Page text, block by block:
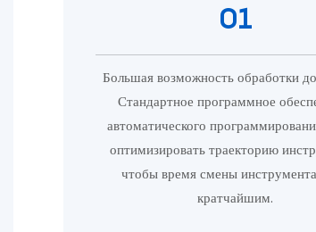
01
Большая возможность обработки
Стандартное программное
автоматического
оптимизировать траекторию
чтобы время смены
кратчайшим.